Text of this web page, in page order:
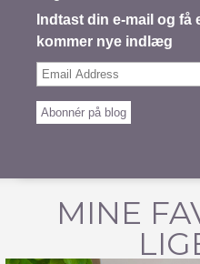
Indtast din e-mail og
kommer nye indlæg
Email
Abonnér på blog
MINE